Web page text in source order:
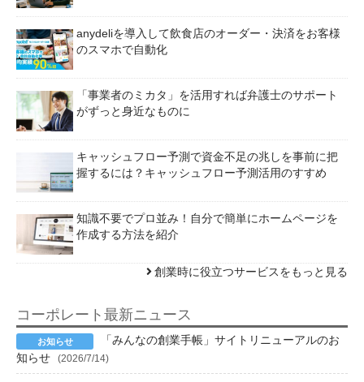
anydeliを導入して飲食店のオーダー・決済をお客様
のスマホで自動化
「事業者のミカタ」を活用すれば弁護士のサポート
がずっと身近なものに
キャッシュフロー予測で資金不足の兆しを事前に把
握するには？キャッシュフロー予測活用のすすめ
知識不要でプロ並み！自分で簡単にホームページを
作成する方法を紹介
創業時に役立つサービスをもっと見る
コーポレート最新ニュース
「みんなの創業手帳」サイトリニューアルのお
知らせ
(2026/7/14)